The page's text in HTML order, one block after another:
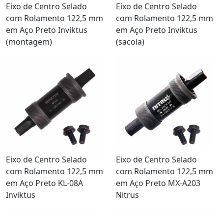
Eixo de Centro Selado
com Rolamento 122,5 mm
em Aço Preto Inviktus
(montagem)
Eixo de Centro Selado
com Rolamento 122,5 mm
em Aço Preto Inviktus
(sacola)
Eixo de Centro Selado
com Rolamento 122,5 mm
em Aço Preto KL-08A
Inviktus
Eixo de Centro Selado
com Rolamento 122,5 mm
em Aço Preto MX-A203
Nitrus